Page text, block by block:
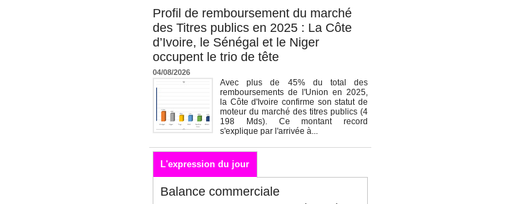
Profil de remboursement du marché
des Titres publics en 2025 : La Côte
d’Ivoire, le Sénégal et le Niger
occupent le trio de tête
04/08/2026
Avec plus de 45% du total des
remboursements de l'Union en 2025,
la Côte d'Ivoire confirme son statut de
moteur du marché des titres publics (4
198 Mds). Ce montant record
s'explique par l'arrivée à...
L'expression du jour
Balance commerciale